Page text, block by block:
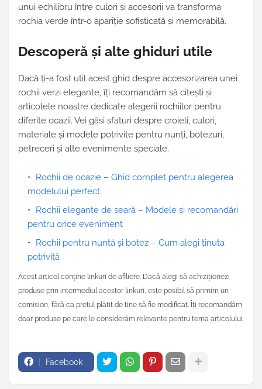
unui echilibru între culori și accesorii va transforma
rochia verde într-o apariție sofisticată și memorabilă.
Descoperă și alte ghiduri utile
Dacă ți-a fost util acest ghid despre accesorizarea unei
rochii verzi elegante, îți recomandăm să citești și
articolele noastre dedicate alegerii rochiilor pentru
diferite ocazii. Vei găsi sfaturi despre croieli, culori,
materiale și modele potrivite pentru nunți, botezuri,
petreceri și alte evenimente speciale.
Rochii de ocazie – Ghid complet pentru alegerea
modelului perfect
Rochii elegante de seară – Modele și recomandări
pentru orice eveniment
Rochii pentru nuntă și botez – Cum alegi ținuta
potrivită
Acest articol conține linkuri de afiliere. Dacă alegi să achiziționezi
produse prin intermediul acestor linkuri, este posibil să primim un
comision, fără ca prețul plătit de tine să fie modificat. Îți recomandăm
doar produse pe care le considerăm relevante pentru tema articolului.
Facebook